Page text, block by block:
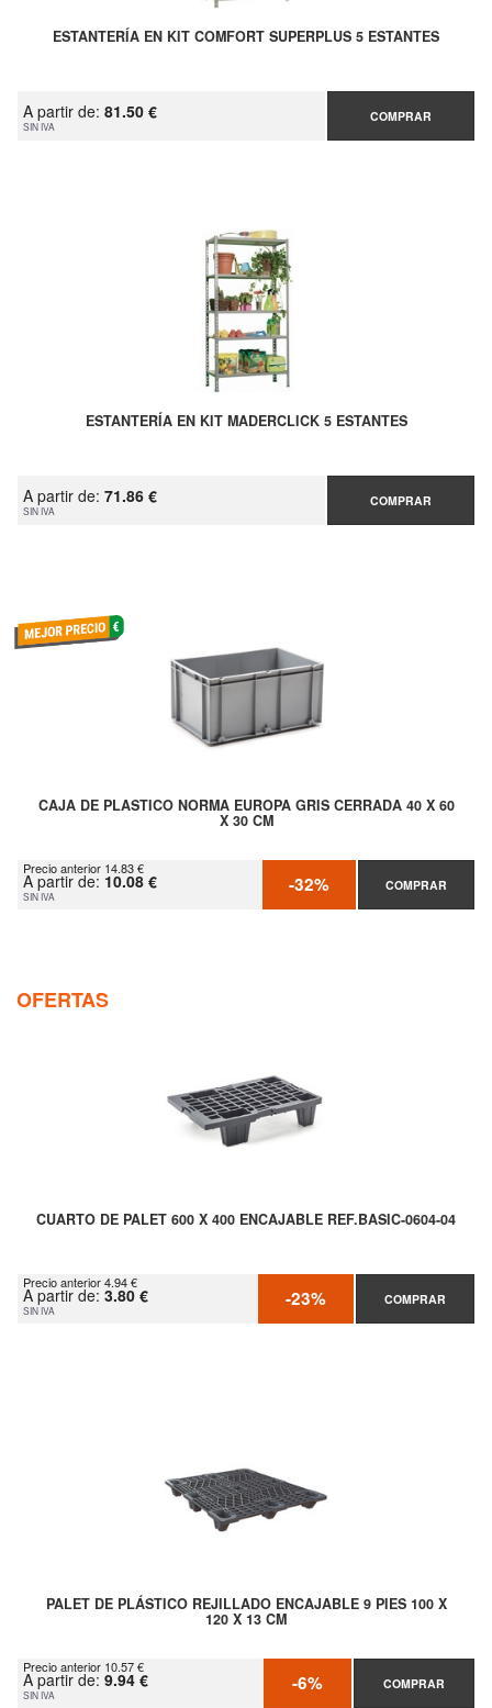
ESTANTERÍA EN KIT COMFORT SUPERPLUS 5 ESTANTES
A partir de: 81.50 €
SIN IVA
COMPRAR
ESTANTERÍA EN KIT MADERCLICK 5 ESTANTES
A partir de: 71.86 €
SIN IVA
COMPRAR
CAJA DE PLASTICO NORMA EUROPA GRIS CERRADA 40 X 60
X 30 CM
Precio anterior 14.83 €
A partir de: 10.08 €
SIN IVA -32% COMPRAR
OFERTAS
CUARTO DE PALET 600 X 400 ENCAJABLE REF.BASIC-0604-04
Precio anterior 4.94 €
A partir de: 3.80 €
SIN IVA -23% COMPRAR
PALET DE PLÁSTICO REJILLADO ENCAJABLE 9 PIES 100 X
120 X 13 CM
Precio anterior 10.57 €
A partir de: 9.94 €
SIN IVA -6% COMPRAR